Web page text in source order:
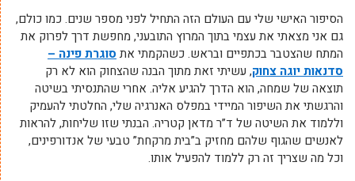
הסיפור האישי שלי עם העולם הזה התחיל לפני מספר שנים. כמו כולם,
גם אני מצאתי את עצמי בתוך המרוץ התובעני, מחפשת דרך לפרוק את
המתח שהצטבר בכתפיים ובראש. כשהקמתי את סוגרת פינה –
סדנאות יוגה צחוק, עשיתי זאת מתוך הבנה שהצחוק הוא לא רק
תוצאה של שמחה, הוא הדרך להגיע אליה. אחרי שהתנסיתי בשיטה
והרגשתי את השיפור המיידי במפלס האנרגיה שלי, החלטתי להעמיק
וללמוד את השיטה של ד”ר מדאן קטריה. הבנתי שזו שליחות, להראות
לאנשים שהגוף שלהם מחזיק ב”בית מרקחת” טבעי של אנדורפינים,
וכל מה שצריך זה רק ללמוד להפעיל אותו.